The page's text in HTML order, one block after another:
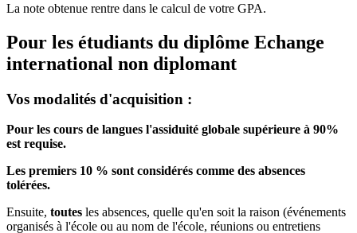
La note obtenue rentre dans le calcul de votre GPA.
Pour les étudiants du diplôme Echange
international non diplomant
Vos modalités d'acquisition :
Pour les cours de langues l'assiduité globale supérieure à 90%
est requise.
Les premiers 10 % sont considérés comme des absences
tolérées.
Ensuite, toutes les absences, quelle qu'en soit la raison (événements
organisés à l'école ou au nom de l'école, réunions ou entretiens